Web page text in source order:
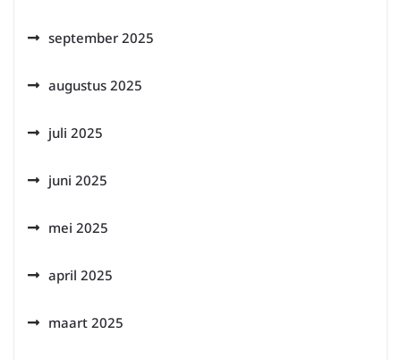
september 2025
augustus 2025
juli 2025
juni 2025
mei 2025
april 2025
maart 2025